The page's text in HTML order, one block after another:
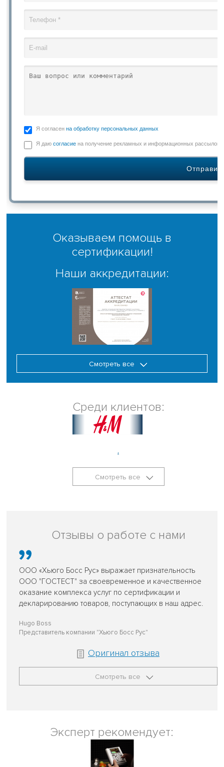
Я согласен на обработку персональных данных
Я даю согласие на получение рекламных и информационных рассылок
Оказываем помощь в
сертификации!
Наши аккредитации:
Смотреть все
Среди клиентов:
.
Смотреть все
Отзывы о работе с нами
ООО «Хьюго Босс Рус» выражает признательность
ООО "ГОСТЕСТ" за своевременное и качественное
оказание комплекса услуг по сертификации и
декларированию товаров, поступающих в наш адрес.
Hugo Boss
Представитель компании "Хьюго Босс Рус"
Оригинал отзыва
Смотреть все
Эксперт рекомендует: